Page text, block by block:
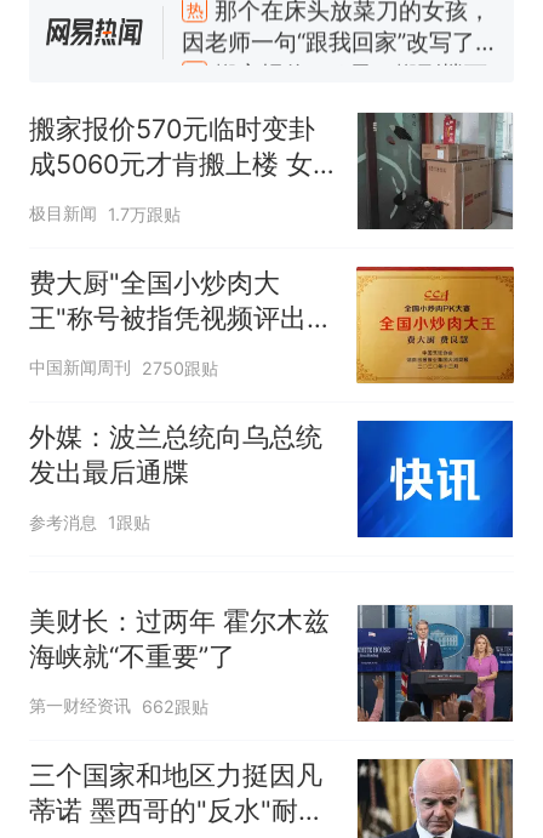
人生
新 搬家报价570元，搬到楼下
交5060元才肯搬上楼！女子傻
试前13名均遭淘汰？教育局：
已叫停招聘，成立调查组全面
核查
笔试第一被第二名传话劝弃考
官方通报
空调24小时开着反而更省电？
“不建议大家买深色蛋糕”上热
搜，网友：天塌了！
那个在床头放菜刀的女孩，
因老师一句“跟我回家”改写了
搬家报价570元临时变卦
成5060元才肯搬上楼 女
子傻眼
极目新闻 1.7万跟贴
费大厨"全国小炒肉大
王"称号被指凭视频评出
官方回应
中国新闻周刊 2750跟贴
外媒：波兰总统向乌总统
发出最后通牒
参考消息 1跟贴
美财长：过两年 霍尔木兹
海峡就“不重要”了
第一财经资讯 662跟贴
三个国家和地区力挺因凡
蒂诺 墨西哥的"反水"耐人